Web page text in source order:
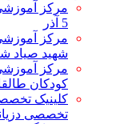
آموزشی و درمانی
آموزشی و درمانی
صیاد شیرازی
آموزشی و درمانی
طالقانی گرگان
تخصصی و فوق
دزیانی